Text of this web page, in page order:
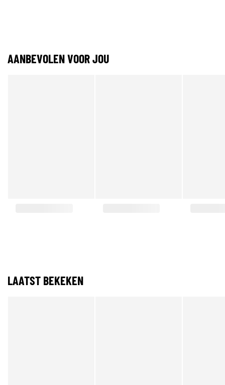
AANBEVOLEN VOOR JOU
LAATST BEKEKEN